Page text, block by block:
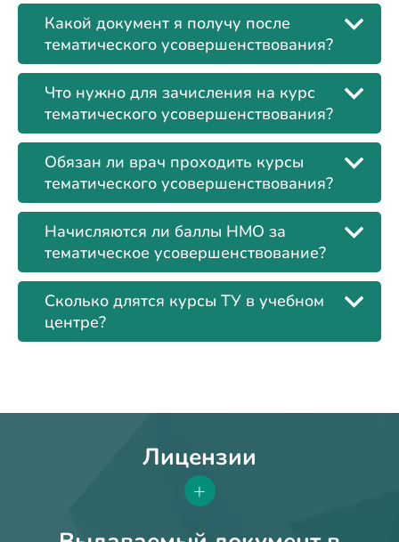
Какой документ я получу после
тематического усовершенствования?
Что нужно для зачисления на курс
тематического усовершенствования?
Обязан ли врач проходить курсы
тематического усовершенствования?
Начисляются ли баллы НМО за
тематическое усовершенствование?
Сколько длятся курсы ТУ в учебном
центре?
Лицензии
+